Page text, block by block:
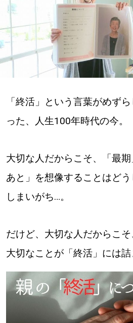
SitakkeTV
LOCAL ローカルエリア
all
札幌
道南
道東
道央
KEYWORD
Sitakke編集部あい
【いろんな価値観や生き方に触
「終活」という言葉がめず
った、人生100年時代の今。
大切な人だからこそ、「最
あと」を想像することはど
しまいがち…。
だけど、大切な人だからこそ
大切なことが「終活」には詰